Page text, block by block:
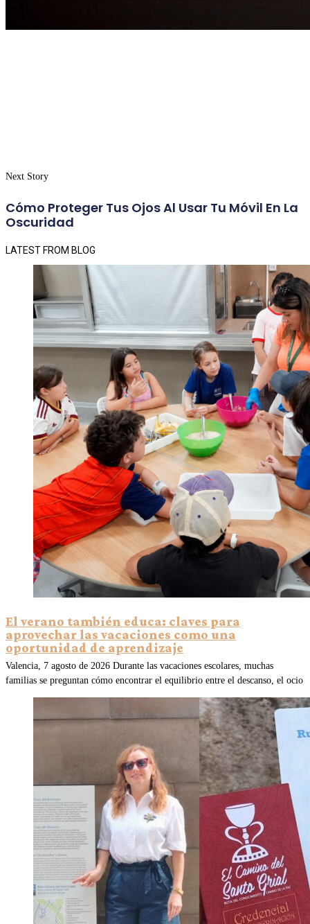
Next Story
Cómo Proteger Tus Ojos Al Usar Tu Móvil En La
Oscuridad
LATEST FROM BLOG
El verano también educa: claves para
aprovechar las vacaciones como una
oportunidad de aprendizaje
Valencia, 7 agosto de 2026 Durante las vacaciones escolares, muchas
familias se preguntan cómo encontrar el equilibrio entre el descanso, el ocio